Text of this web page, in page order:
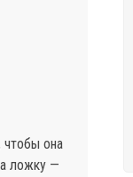
она
ложку —